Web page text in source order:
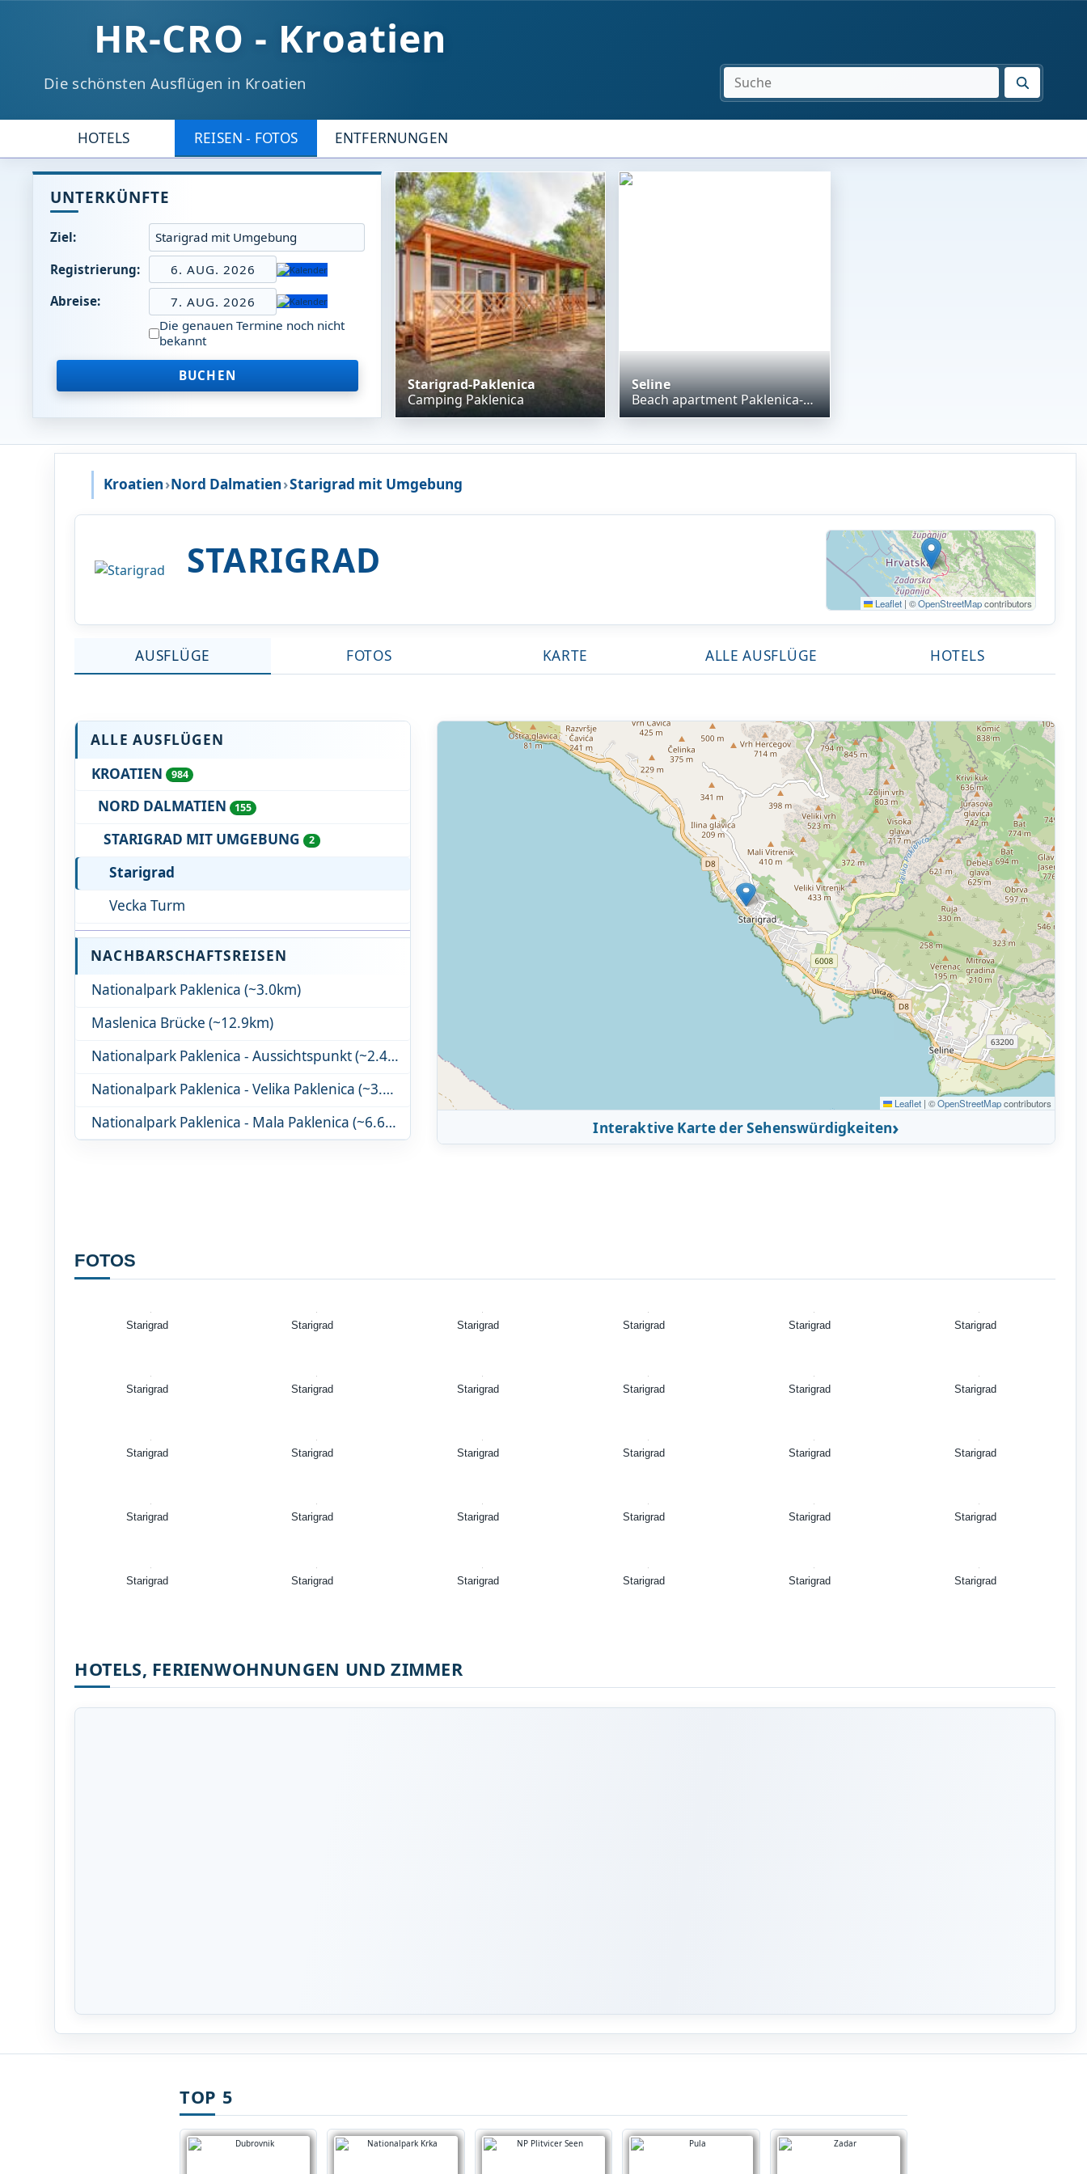
HR-CRO - Kroatien
Die schönsten Ausflügen in Kroatien SUCHE
HOTELS REISEN - FOTOS ENTFERNUNGEN
UNTERKÜNFTE
Ziel:
Registrierung:
6. AUG. 2026
Abreise:
7. AUG. 2026
Die genauen Termine noch nicht
bekannt
BUCHEN
Starigrad-Paklenica
Camping Paklenica
Seline
Beach apartment Paklenica-Deluxe
Kroatien›Nord Dalmatien›Starigrad mit Umgebung
STARIGRAD
Leaflet | ©OpenStreetMapcontributors
AUSFLÜGE FOTOS KARTE ALLE AUSFLÜGE HOTELS
ALLE AUSFLÜGEN
KROATIEN
984
NORD DALMATIEN 155
STARIGRAD MIT UMGEBUNG 2
Starigrad
Vecka Turm
NACHBARSCHAFTSREISEN
Nationalpark Paklenica (~3.0km)
Maslenica Brücke (~12.9km)
Nationalpark Paklenica - Aussichtspunkt (~2.4km)
Nationalpark Paklenica - Velika Paklenica (~3.7km)
Nationalpark Paklenica - Mala Paklenica (~6.6km)
Leaflet | ©OpenStreetMapcontributors
Interaktive Karte der Sehenswürdigkeiten
FOTOS
Starigrad Starigrad Starigrad Starigrad Starigrad Starigrad
Starigrad Starigrad Starigrad Starigrad Starigrad Starigrad
Starigrad Starigrad Starigrad Starigrad Starigrad Starigrad
Starigrad Starigrad Starigrad Starigrad Starigrad Starigrad
Starigrad Starigrad Starigrad Starigrad Starigrad Starigrad
HOTELS, FERIENWOHNUNGEN UND ZIMMER
TOP 5